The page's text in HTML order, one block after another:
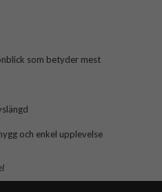
som betyder mest
och enkel upplevelse